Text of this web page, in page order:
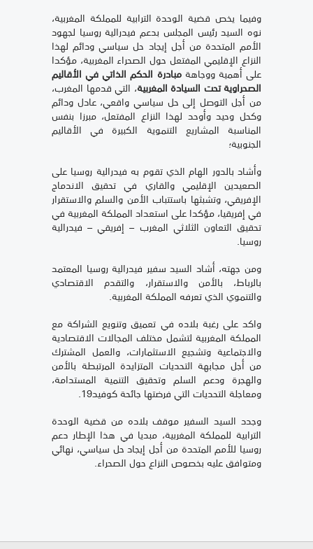
وفيما يخص قضية الوحدة الترابية للمملكة المغربية،
نوه السيد رئيس المجلس بدعم فيدرالية روسيا لجهود
الأمم المتحدة من أجل إيجاد حل سياسي ودائم لهذا
النزاع الإقليمي المفتعل حول الصحراء المغربية، مؤكدا
على أهمية ووجاهةمبادرة الحكم الذاتي في الأقاليم
الصحراوية تحت السيادة المغربية، التي قدمها المغرب،
من أجل التوصل إلى حل سياسي واقعي، عادل ودائم
وكحل وحيد وأوحد لهذا النزاع المفتعل، مبرزا بنفس
المناسبة المشاريع التنموية الكبيرة في الأقاليم
الجنوبية؛
وأشاد بالدور الهام الذي تقوم به فيدرالية روسيا على
الصعيدين الإقليمي والقاري في تحقيق الاندماج
الإفريقي، وتشبثها باستتباب الأمن والسلم والاستقرار
في إفريقيا، مؤكدا على استعداد المملكة المغربية في
تحقيق التعاون الثلاثي المغرب – إفريقي – فيدرالية
روسيا.
ومن جهته، أشاد السيد سفير فيدرالية روسيا المعتمد
بالرباط، بالأمن والاستقرار، والتقدم الاقتصادي
والتنموي الذي تعرفه المملكة المغربية.
واكد على رغبة بلاده في تعميق وتنويع الشراكة مع
المملكة المغربية لتشمل مختلف المجالات الاقتصادية
والاجتماعية وتشجيع الاستثمارات، والعمل المشترك
من أجل مجابهة التحديات المتزايدة المرتبطة بالأمن
والهجرة ودعم السلم وتحقيق التنمية المستدامة،
ومعاجلة التحديات التي فرضتها جائحة كوفيد19.
وجدد السيد السفير موقف بلاده من قضية الوحدة
الترابية للمملكة المغربية، مبديا في هذا الإطار دعم
روسيا للأمم المتحدة من أجل إيجاد حل سياسي، نهائي
ومتوافق عليه بخصوص النزاع حول الصحراء.